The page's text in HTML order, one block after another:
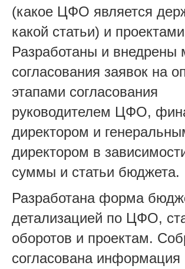
(какое ЦФО является
какой статьи) и
Разработаны и внедрены
согласования заявок на
этапами согласования
руководителем ЦФО,
директором и
директором в
суммы и статьи бюджета.
Разработана форма
детализацией по ЦФО,
оборотов и проектам.
согласована информация